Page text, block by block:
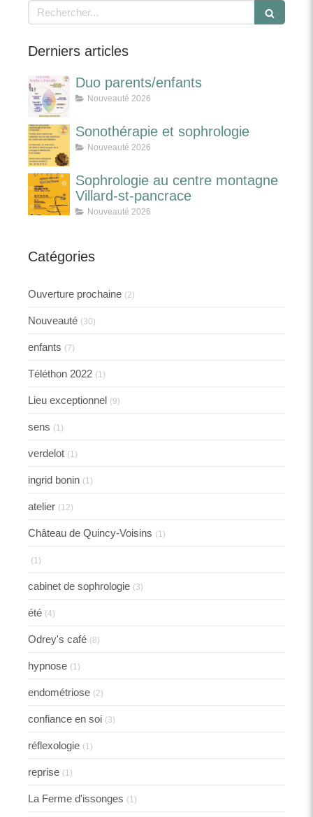
Rechercher
Derniers articles
Duo parents/enfants
Nouveauté 2026
Sonothérapie et sophrologie
Nouveauté 2026
Sophrologie au centre montagne
Villard-st-pancrace
Nouveauté 2026
Catégories
Ouverture prochaine (2)
Nouveauté (30)
enfants (7)
Téléthon 2022 (1)
Lieu exceptionnel (9)
sens (1)
verdelot (1)
ingrid bonin (1)
atelier (12)
Château de Quincy-Voisins (1)
(1)
cabinet de sophrologie (3)
été (4)
Odrey's café (8)
hypnose (1)
endométriose (2)
confiance en soi (3)
réflexologie (1)
reprise (1)
La Ferme d'issonges (1)